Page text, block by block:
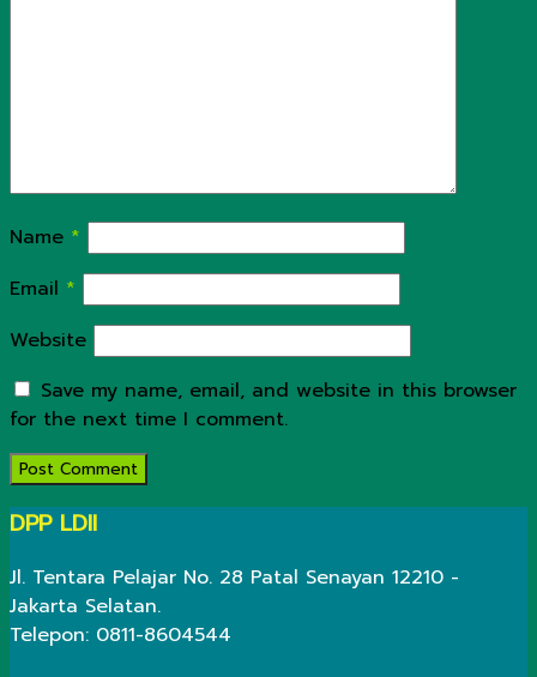
Name *
Email *
Website
Save my name, email, and website in this browser
for the next time I comment.
DPP LDII
Jl. Tentara Pelajar No. 28 Patal Senayan 12210 -
Jakarta Selatan.
Telepon: 0811-8604544